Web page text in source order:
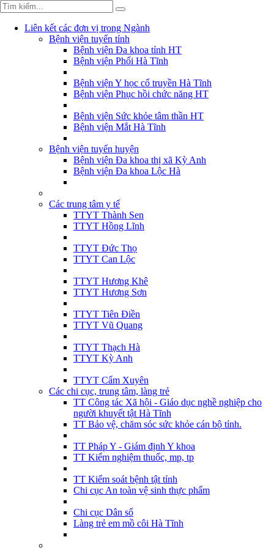
Liên kết các đơn vị trong Ngành
Bệnh viện tuyến tỉnh
Bệnh viện Đa khoa tỉnh HT
Bệnh viện Phổi Hà Tĩnh
Bệnh viện Y học cổ truyền Hà Tĩnh
Bệnh viện Phục hồi chức năng HT
Bệnh viện Sức khỏe tâm thần HT
Bệnh viện Mắt Hà Tĩnh
Bệnh viện tuyến huyện
Bệnh viện Đa khoa thị xã Kỳ Anh
Bệnh viện Đa khoa Lộc Hà
Các trung tâm y tế
TTYT Thành Sen
TTYT Hồng Lĩnh
TTYT Đức Thọ
TTYT Can Lộc
TTYT Hương Khê
TTYT Hương Sơn
TTYT Tiên Điền
TTYT Vũ Quang
TTYT Thạch Hà
TTYT Kỳ Anh
TTYT Cẩm Xuyên
Các chi cục, trung tâm, làng trẻ
TT Công tác Xã hội - Giáo dục nghề nghiệp cho
người khuyết tật Hà Tĩnh
TT Bảo vệ, chăm sóc sức khỏe cán bộ tỉnh.
TT Pháp Y - Giám định Y khoa
TT Kiểm nghiệm thuốc, mp, tp
TT Kiểm soát bệnh tật tỉnh
Chi cục An toàn vệ sinh thực phẩm
Chi cục Dân số
Làng trẻ em mồ côi Hà Tĩnh